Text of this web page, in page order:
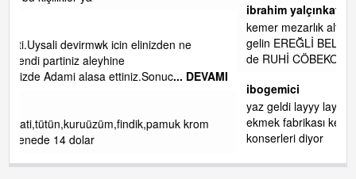
ibrahim yalçınkaya
kemer mezarlık altı CİĞİRLİK deniz kenarına giden yola
gelin EREĞLİ BELEDİYESİ o boruları zamanında tüm ereğli
de RUHİ CÖBEKOĞLU
yaz geldi layyy layyy layy lom festivalleri başladı biz halk
ekmek fabrikası kent lokantası diyoruz ağacum yaz
konserleri diyor